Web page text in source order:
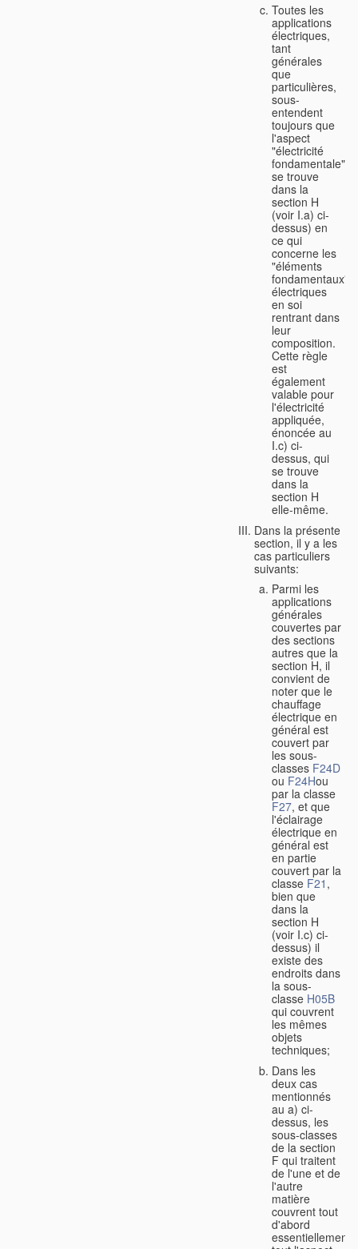
Toutes les
applications
électriques,
tant
générales
que
particulières,
sous-
entendent
toujours que
l'aspect
"électricité
fondamentale"
se trouve
dans la
section H
(voir I.a) ci-
dessus) en
ce qui
concerne les
"éléments
fondamentaux"
électriques
en soi
rentrant dans
leur
composition.
Cette règle
est
également
valable pour
l'électricité
appliquée,
énoncée au
I.c) ci-
dessus, qui
se trouve
dans la
section H
elle-même.
Dans la présente
section, il y a les
cas particuliers
suivants:
Parmi les
applications
générales
couvertes par
des sections
autres que la
section H, il
convient de
noter que le
chauffage
électrique en
général est
couvert par
les sous-
classes F24D
ou F24Hou
par la classe
F27, et que
l'éclairage
électrique en
général est
en partie
couvert par la
classe F21 ,
bien que
dans la
section H
(voir I.c) ci-
dessus) il
existe des
endroits dans
la sous-
classe H05B
qui couvrent
les mêmes
objets
techniques;
Dans les
deux cas
mentionnés
au a) ci-
dessus, les
sous-classes
de la section
F qui traitent
de l'une et de
l'autre
matière
couvrent tout
d'abord
essentiellement